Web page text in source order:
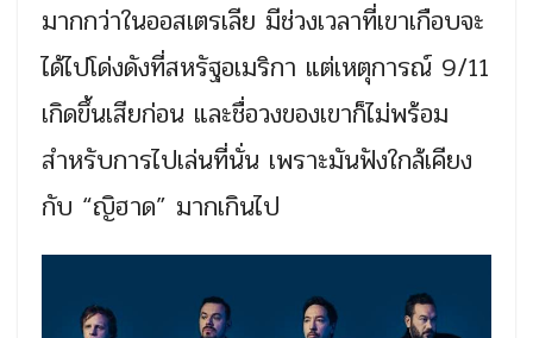
มากกว่าในออสเตรเลีย มีช่วงเวลาที่เขาเกือบจะ
ได้ไปโด่งดังที่สหรัฐอเมริกา แต่เหตุการณ์ 9/11
เกิดขึ้นเสียก่อน และชื่อวงของเขาก็ไม่พร้อม
สำหรับการไปเล่นที่นั่น เพราะมันฟังใกล้เคียง
กับ “ญิฮาด” มากเกินไป